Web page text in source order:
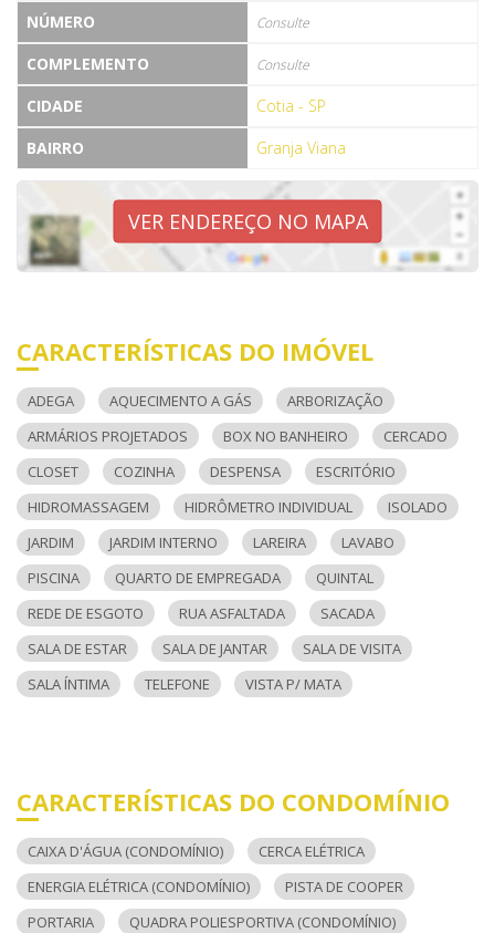
NÚMERO Consulte
COMPLEMENTO Consulte
CIDADE
Cotia - SP
BAIRRO
Granja Viana
VER ENDEREÇO NO MAPA
CARACTERÍSTICAS DO IMÓVEL
ADEGA AQUECIMENTO A GÁS
ARBORIZAÇÃO
ARMÁRIOS PROJETADOS
BOX NO BANHEIRO
CERCADO
CLOSET
COZINHA DESPENSA
ESCRITÓRIO
HIDROMASSAGEM
HIDRÔMETRO INDIVIDUAL
ISOLADO
JARDIM
JARDIM INTERNO LAREIRA
LAVABO
PISCINA
QUARTO DE EMPREGADA
QUINTAL
REDE DE ESGOTO
RUA ASFALTADA
SACADA
SALA DE ESTAR
SALA DE JANTAR
SALA DE VISITA
SALA ÍNTIMA
TELEFONE VISTA P/ MATA
CARACTERÍSTICAS DO CONDOMÍNIO
CAIXA D'ÁGUA (CONDOMÍNIO)
CERCA ELÉTRICA
ENERGIA ELÉTRICA (CONDOMÍNIO)
PISTA DE COOPER
PORTARIA
QUADRA POLIESPORTIVA (CONDOMÍNIO)